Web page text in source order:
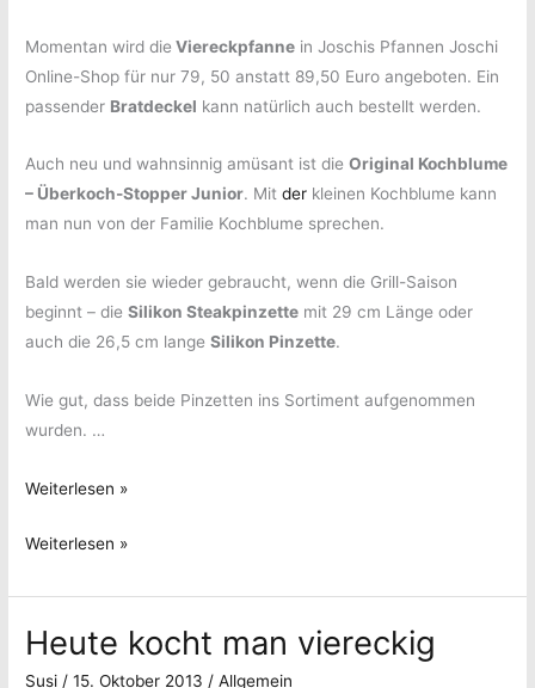
Momentan wird die Viereckpfanne in Joschis Pfannen Joschi
Online-Shop für nur 79, 50 anstatt 89,50 Euro angeboten. Ein
passender Bratdeckel kann natürlich auch bestellt werden.
Auch neu und wahnsinnig amüsant ist dieOriginal Kochblume
– Überkoch-Stopper Junior. Mitder kleinen Kochblume kann
man nun von der Familie Kochblume sprechen.
Bald werden sie wieder gebraucht, wenn die Grill-Saison
beginnt – dieSilikon Steakpinzette mit 29 cm Länge oder
auch die 26,5 cm langeSilikon Pinzette.
Wie gut, dass beide Pinzetten ins Sortiment aufgenommen
wurden. …
Vorhang
für
Weiterlesen »
Vorhang
für
unsere
Neuheiten
Weiterlesen »
Heute kocht man viereckig
Susi/15. Oktober 2013/Allgemein